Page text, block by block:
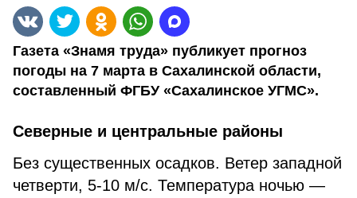
Газета «Знамя труда» публикует прогноз
погоды на 7 марта в Сахалинской области,
составленный ФГБУ «Сахалинское УГМС».
Северные и центральные районы
Без существенных осадков. Ветер западной
четверти, 5-10 м/с. Температура ночью —